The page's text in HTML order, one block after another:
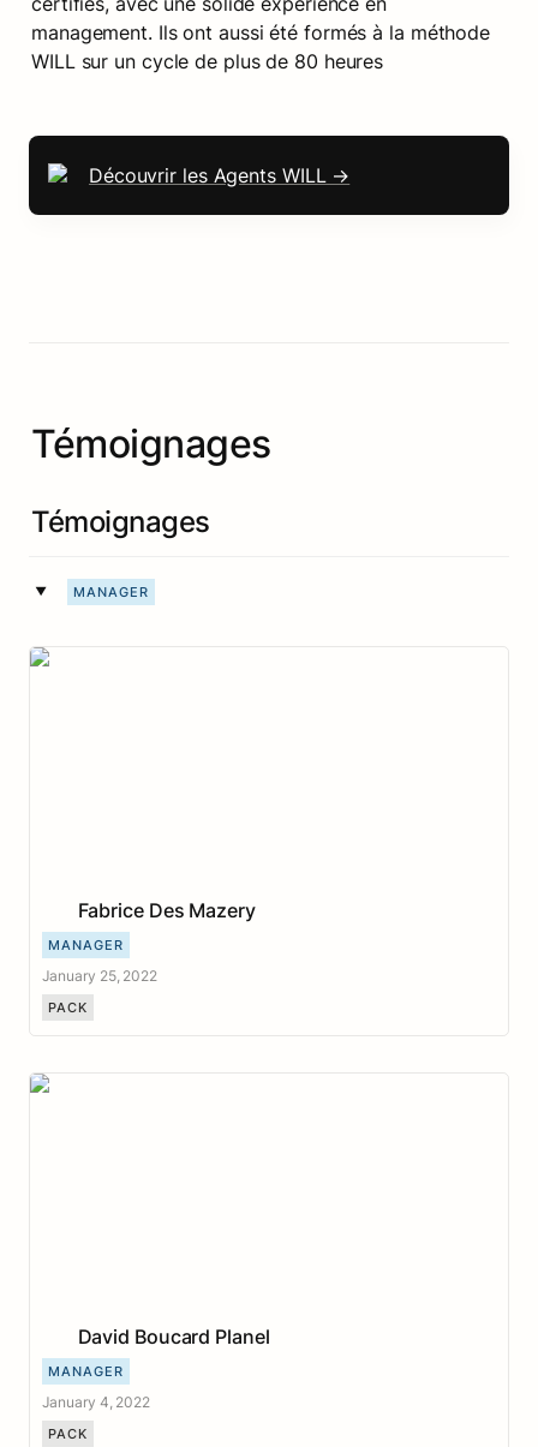
management. Ils ont aussi été formés à la méthode
WILL sur un cycle de plus de 80 heures
Découvrir les Agents WILL →
Témoignages
Témoignages
‣ MANAGER
Fabrice Des Mazery
Fabrice Des Mazery
MANAGER
January 25, 2022
PACK
David Boucard Planel
David Boucard Planel
MANAGER
January 4, 2022
PACK